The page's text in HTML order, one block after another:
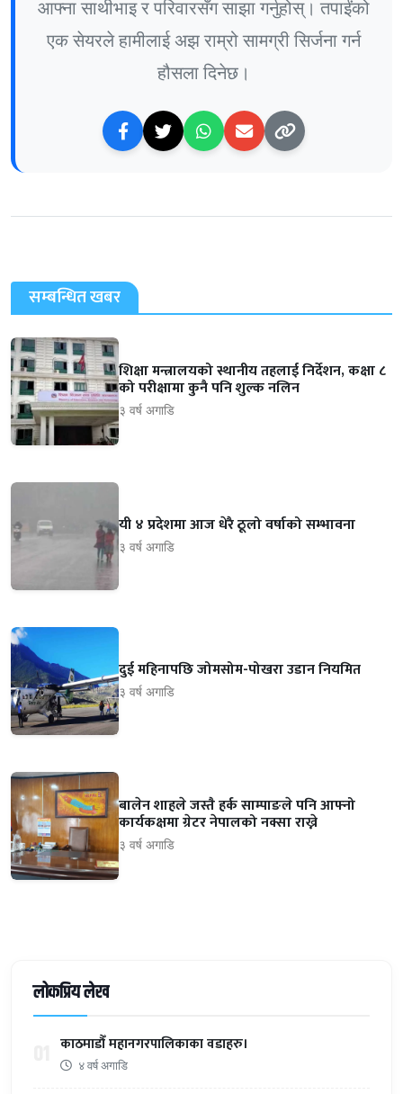
आफ्ना साथीभाइ र परिवारसँग साझा गर्नुहोस्। तपाईंको
एक सेयरले हामीलाई अझ राम्रो सामग्री सिर्जना गर्न
हौसला दिनेछ।
सम्बन्धित खबर
शिक्षा मन्त्रालयको स्थानीय तहलाई निर्देशन, कक्षा ८
को परीक्षामा कुनै पनि शुल्क नलिन
३ वर्ष अगाडि
यी ४ प्रदेशमा आज धेरै ठूलो वर्षाको सम्भावना
३ वर्ष अगाडि
दुई महिनापछि जोमसोम-पोखरा उडान नियमित
३ वर्ष अगाडि
बालेन शाहले जस्तै हर्क साम्पाङले पनि आफ्नो
कार्यकक्षमा ग्रेटर नेपालको नक्सा राख्ने
३ वर्ष अगाडि
लोकप्रिय लेख
काठमाडौँ महानगरपालिकाका वडाहरु।
४ वर्ष अगाडि